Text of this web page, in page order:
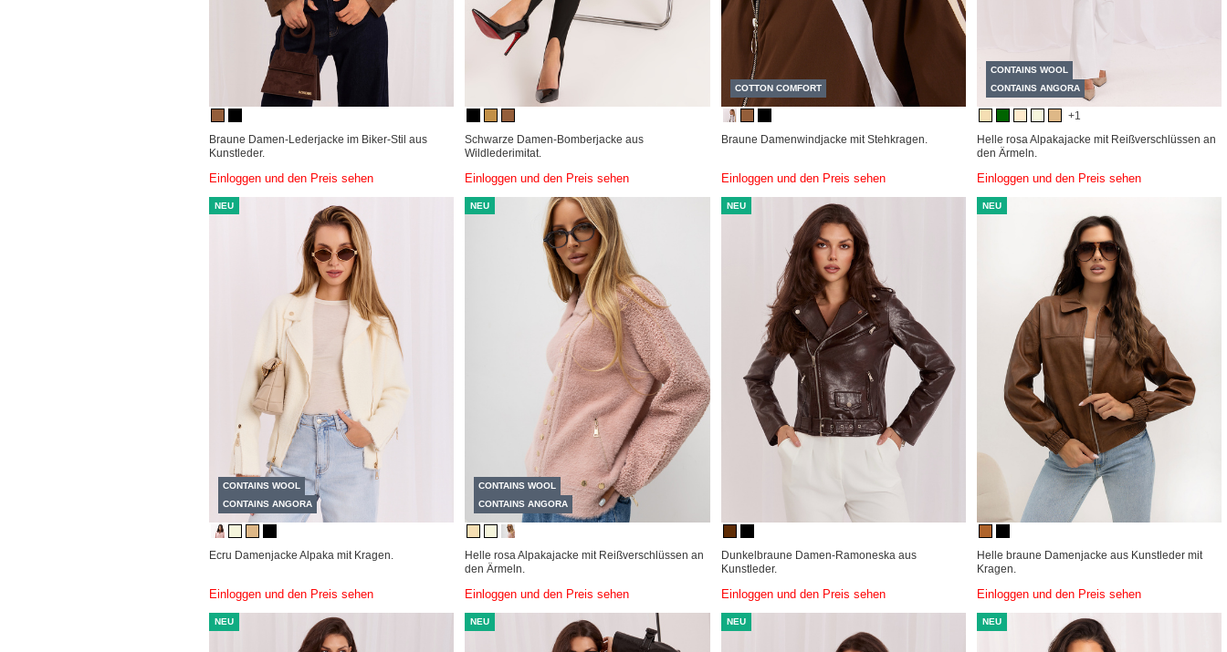
Braune Damen-Lederjacke im Biker-Stil aus
Kunstleder.
Einloggen und den Preis sehen
Schwarze Damen-Bomberjacke aus
Wildlederimitat.
Einloggen und den Preis sehen
COTTON COMFORT
Braune Damenwindjacke mit Stehkragen.
Einloggen und den Preis sehen
CONTAINS WOOL
CONTAINS ANGORA
+1
Helle rosa Alpakajacke mit Reißverschlüssen an
den Ärmeln.
Einloggen und den Preis sehen
NEU
CONTAINS WOOL
CONTAINS ANGORA
Ecru Damenjacke Alpaka mit Kragen.
Einloggen und den Preis sehen
NEU
CONTAINS WOOL
CONTAINS ANGORA
Helle rosa Alpakajacke mit Reißverschlüssen an
den Ärmeln.
Einloggen und den Preis sehen
NEU
Dunkelbraune Damen-Ramoneska aus
Kunstleder.
Einloggen und den Preis sehen
NEU
Helle braune Damenjacke aus Kunstleder mit
Kragen.
Einloggen und den Preis sehen
NEU NEU NEU NEU